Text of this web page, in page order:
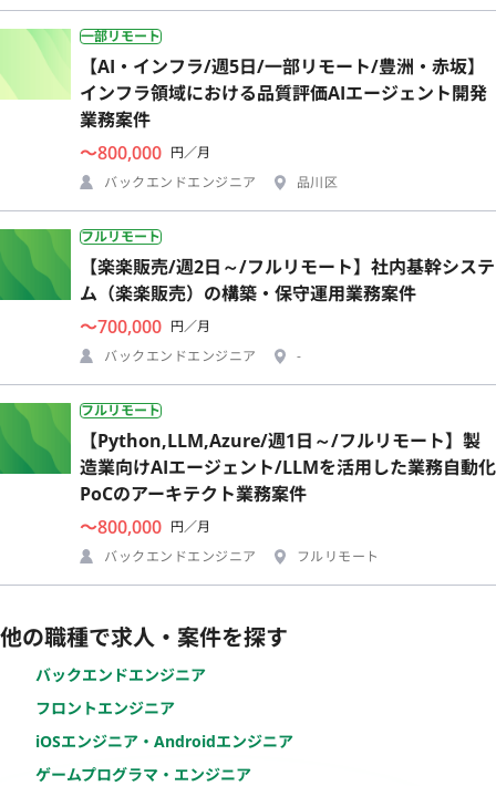
一部リモート
【AI・インフラ/週5日/一部リモート/豊洲・赤坂】
インフラ領域における品質評価AIエージェント開発
業務案件
〜800,000 円／月
バックエンドエンジニア
品川区
フルリモート
【楽楽販売/週2日～/フルリモート】社内基幹システ
ム（楽楽販売）の構築・保守運用業務案件
〜700,000 円／月
バックエンドエンジニア
-
フルリモート
【Python,LLM,Azure/週1日～/フルリモート】製
造業向けAIエージェント/LLMを活用した業務自動化
PoCのアーキテクト業務案件
〜800,000 円／月
バックエンドエンジニア
フルリモート
他の職種で求人・案件を探す
バックエンドエンジニア
フロントエンジニア
iOSエンジニア・Androidエンジニア
ゲームプログラマ・エンジニア